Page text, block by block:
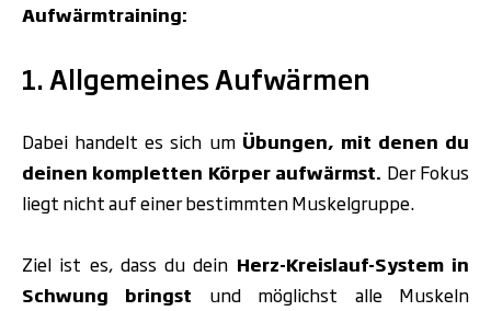
Aufwärmtraining:
1. Allgemeines Aufwärmen
Dabei handelt es sich um Übungen, mit denen du
deinen kompletten Körper aufwärmst. Der Fokus
liegt nicht auf einer bestimmten Muskelgruppe.
Ziel ist es, dass du dein Herz-Kreislauf-System in
Schwung bringst und möglichst alle Muskeln